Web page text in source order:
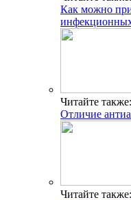
Как можно
Читайте также:
Отличие
Читайте также: